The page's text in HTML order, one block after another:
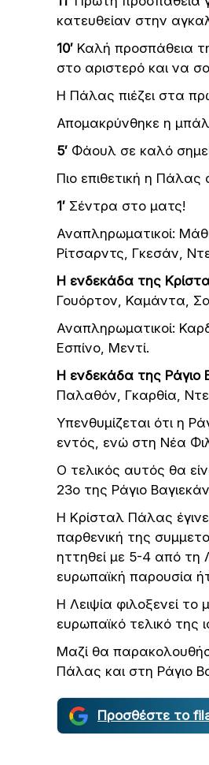
κατευθείαν στην
10′ Καλή προσπάθεια
στο αριστερό και να
Η Πάλας πιέζει στα
Απομακρύνθηκε η
5′ Φάουλ σε καλό
Πιο επιθετική η
1′ Σέντρα στο ματς!
Αναπληρωματικοί:
Ρίτσαρντς, Γκεσάν,
Η ενδεκάδα της
Γουόρτον, Καμάντα,
Αναπληρωματικοί:
Εσπίνο, Μεντί.
Η ενδεκάδα της Ράγιο
Παλαθόν, Γκαρθία,
Υπενθυμίζεται ότι η
εντός, ενώ στη Νέα
Ο τελικός αυτός θα
23ο της Ράγιο
Η Κρίσταλ Πάλας
παρθενική της
ηττηθεί με 5-4 από τη
ευρωπαϊκή παρουσία
Η Λειψία φιλοξενεί
ευρωπαϊκό τελικό της
Μαζί θα
Πάλας και στη Ράγιο
Προσθέστε το